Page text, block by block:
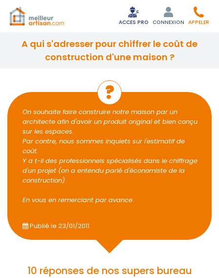
ACCES PRO CONNEXION APPELER
a qui s'adresser pour chiffrer le coût de
construction d'une maison ?
On souhaite faire construire notre maison par un
architecte afin d'avoir un produit original et bien conçu
sur les espaces.
Par contre, nous sommes inquiets sur l'estimatif de
coût.
Y a t-il des professionnels spécialisés dans le chiffrage
d'un projet (on a entendu parlé d'économiste de la
construction).
En vous en remerciant par avance.
Publié le 23/01/2011
10 réponses de nos supers bureau